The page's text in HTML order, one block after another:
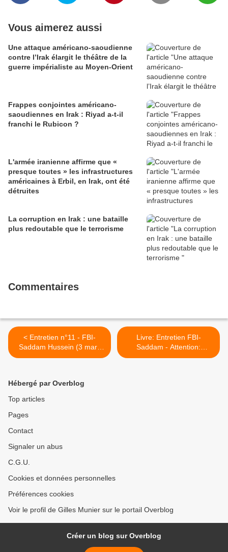
Vous aimerez aussi
Une attaque américano-saoudienne
contre l’Irak élargit le théâtre de la
guerre impérialiste au Moyen-Orient
Frappes conjointes américano-
saoudiennes en Irak : Riyad a-t-il
franchi le Rubicon ?
L'armée iranienne affirme que «
presque toutes » les infrastructures
américaines à Erbil, en Irak, ont été
détruites
La corruption en Irak : une bataille
plus redoutable que le terrorisme
Commentaires
< Entretien n°11 - FBI-
Saddam Hussein (3 mars
2004)
Livre: Entretien FBI-
Saddam - Attention:
traduction tendancieuse >
Hébergé par Overblog
Top articles
Pages
Contact
Signaler un abus
C.G.U.
Cookies et données personnelles
Préférences cookies
Voir le profil de Gilles Munier sur le portail Overblog
Créer un blog sur Overblog